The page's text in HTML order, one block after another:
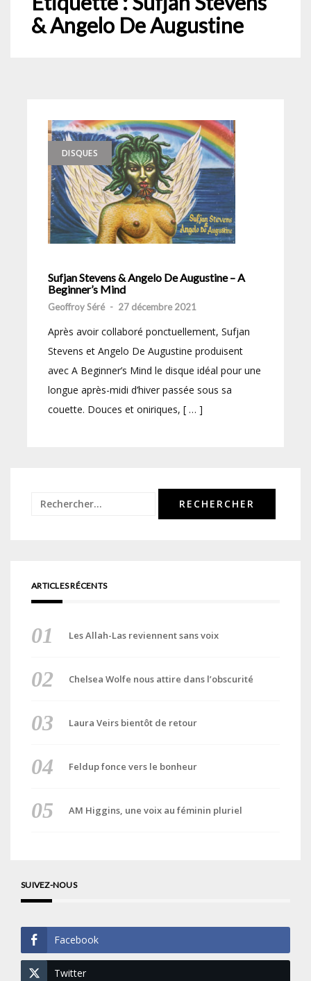
& Angelo De Augustine
DISQUES
Sufjan Stevens & Angelo De Augustine – A
Beginner’s Mind
Geoffroy Séré - 27 décembre 2021
Après avoir collaboré ponctuellement, Sufjan
Stevens et Angelo De Augustine produisent
avec A Beginner’s Mind le disque idéal pour une
longue après-midi d’hiver passée sous sa
couette. Douces et oniriques, [ … ]
Rechercher :
ARTICLES RÉCENTS
Les Allah-Las reviennent sans voix
Chelsea Wolfe nous attire dans l’obscurité
Laura Veirs bientôt de retour
Feldup fonce vers le bonheur
AM Higgins, une voix au féminin pluriel
SUIVEZ-NOUS
Facebook
Twitter